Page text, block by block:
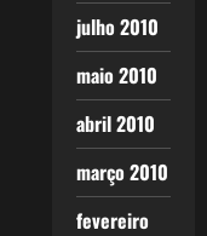
julho 2010
maio 2010
abril 2010
março 2010
fevereiro